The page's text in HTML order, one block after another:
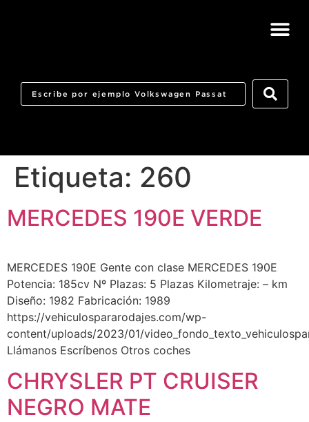
Etiqueta: 260
MERCEDES 190E VERDE
MERCEDES 190E Gente con clase MERCEDES 190E​
Potencia: 185cv Nº Plazas: 5 Plazas Kilometraje: – km
Diseño: 1982 Fabricación: 1989
https://vehiculospararodajes.com/wp-
content/uploads/2023/01/
Llámanos Escríbenos Otros coches
CHRYSLER PT CRUISER
NEGRO MATE